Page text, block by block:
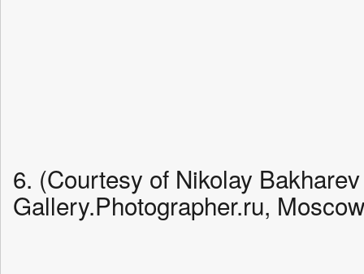
6. (Courtesy of Nikolay
Gallery.Photographer.ru,